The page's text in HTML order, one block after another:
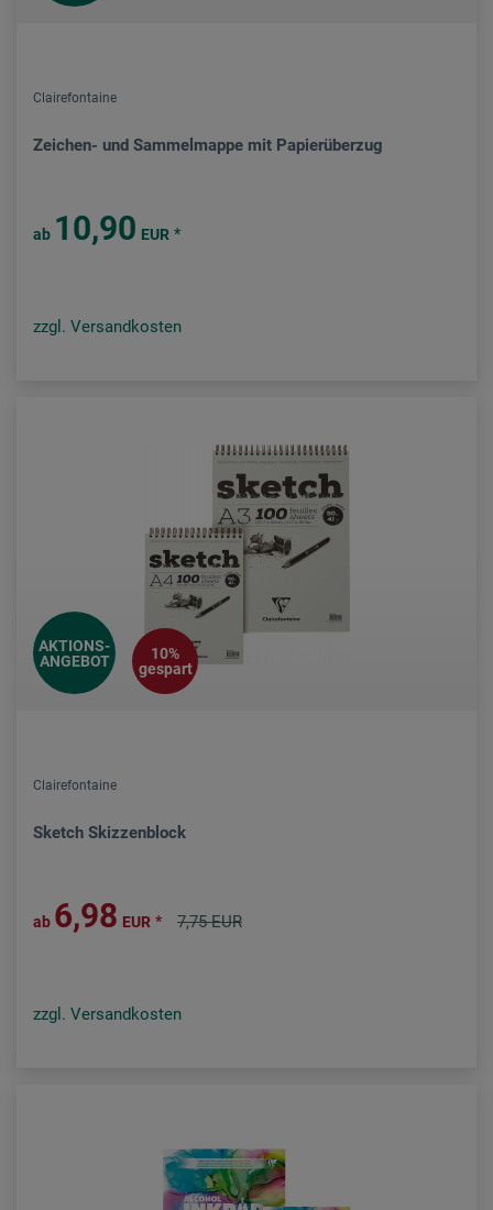
Clairefontaine
Zeichen- und Sammelmappe mit Papierüberzug
ab 10,90 EUR *
zzgl. Versandkosten
AKTIONS-
ANGEBOT
10%
gespart
Clairefontaine
Sketch Skizzenblock
ab 6,98 EUR * 7,75 EUR
zzgl. Versandkosten